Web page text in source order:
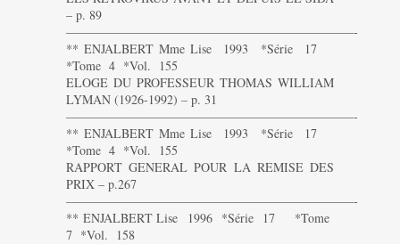
– p. 89
———————————————————————-
** ENJALBERT Mme Lise 1993 *Série 17
*Tome 4 *Vol. 155
ELOGE DU PROFESSEUR THOMAS WILLIAM
LYMAN (1926-1992) – p. 31
———————————————————————-
** ENJALBERT Mme Lise 1993 *Série 17
*Tome 4 *Vol. 155
RAPPORT GENERAL POUR LA REMISE DES
PRIX – p.267
———————————————————————-
** ENJALBERT Lise 1996 *Série 17 *Tome
7 *Vol. 158